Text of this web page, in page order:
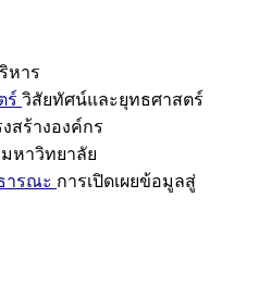
หาร
ร์ วิสัยทัศน์และยุทธศาสตร์
สร้างองค์กร
หาวิทยาลัย
ารณะ การเปิดเผยข้อมูลสู่